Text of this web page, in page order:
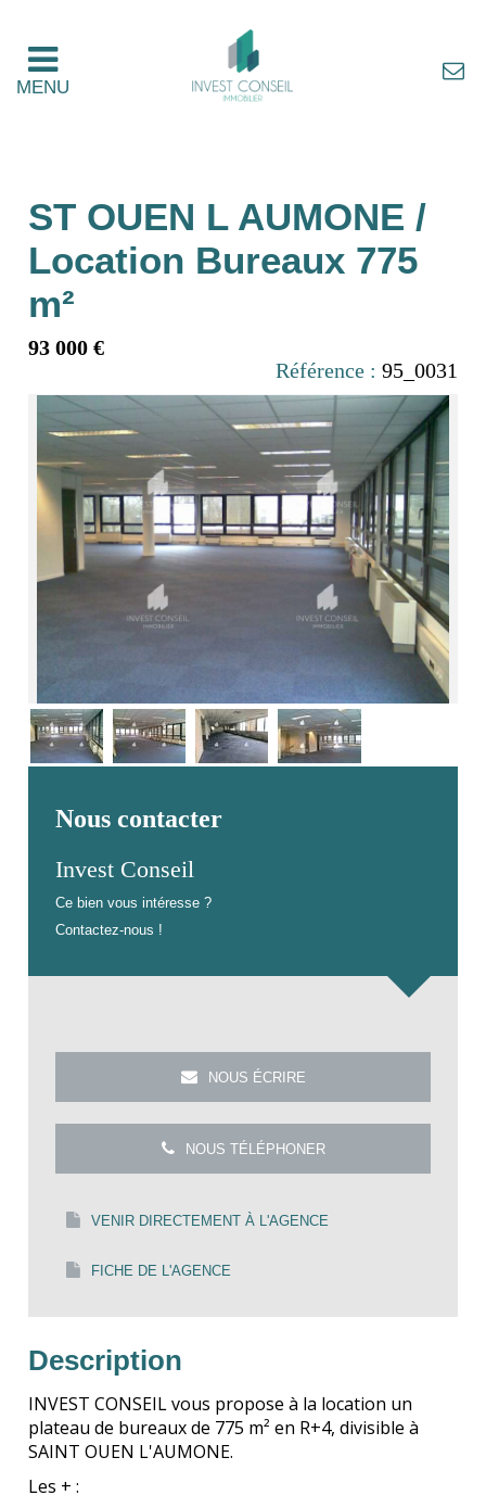
MENU
ST OUEN L AUMONE /
Location Bureaux 775
m²
93 000 €
Référence : 95_0031
Nous contacter
Invest Conseil
Ce bien vous intéresse ?
Contactez-nous !
NOUS ÉCRIRE
NOUS TÉLÉPHONER
VENIR DIRECTEMENT À L'AGENCE
FICHE DE L'AGENCE
Description
INVEST CONSEIL vous propose à la location un
plateau de bureaux de 775 m² en R+4, divisible à
SAINT OUEN L'AUMONE.
Les + :